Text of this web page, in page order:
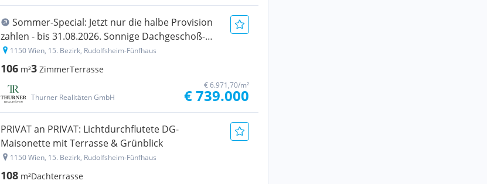
Sommer-Special: Jetzt nur die halbe Provision
zahlen - bis 31.08.2026. Sonnige Dachgeschoß-
Wohnung mit Terrasse in Bestlage des 15.
Bezirkes zu kaufen
1150 Wien, 15. Bezirk, Rudolfsheim-Fünfhaus
106 m²3 ZimmerTerrasse
Thurner Realitäten GmbH
€ 6.971,70/m²
€ 739.000
PRIVAT an PRIVAT: Lichtdurchflutete DG-
Maisonette mit Terrasse & Grünblick
1150 Wien, 15. Bezirk, Rudolfsheim-Fünfhaus
108 m²Dachterrasse